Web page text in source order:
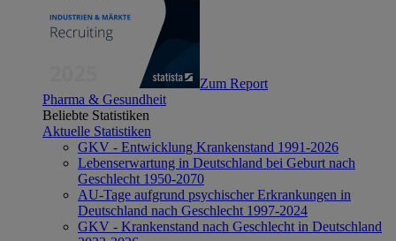
Zum Report
Pharma & Gesundheit
Beliebte Statistiken
Aktuelle Statistiken
GKV - Entwicklung Krankenstand 1991-2026
Lebenserwartung in Deutschland bei Geburt nach
Geschlecht 1950-2070
AU-Tage aufgrund psychischer Erkrankungen in
Deutschland nach Geschlecht 1997-2024
GKV - Krankenstand nach Geschlecht in Deutschland